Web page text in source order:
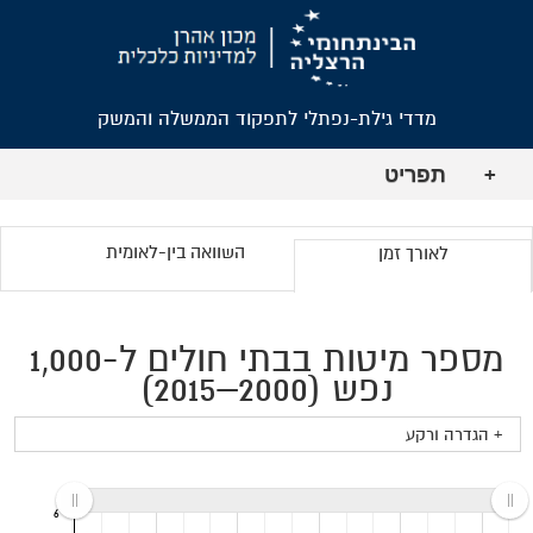
מדדי גילת-נפתלי לתפקוד הממשלה והמשק
+ תפריט
לאורך זמן השוואה בין-לאומית
מספר מיטות בבתי חולים ל-1,000
נפש (2000–2015)
+ הגדרה ורקע
6